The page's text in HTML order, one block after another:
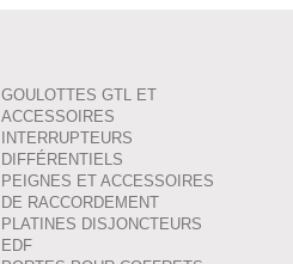
GOULOTTES GTL ET
ACCESSOIRES
INTERRUPTEURS
DIFFÉRENTIELS
PEIGNES ET ACCESSOIRES
DE RACCORDEMENT
PLATINES DISJONCTEURS
EDF